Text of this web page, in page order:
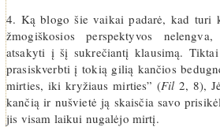
4. Ką blogo šie vaikai padarė, kad turi
žmogiškosios perspektyvos
atsakyti į šį sukrečiantį klausimą.
prasiskverbti į tokią gilią kančios
mirties, iki kryžiaus mirties” (Fil2, 8),
kančią ir nušvietė ją skaisčia savo
jis visam laikui nugalėjo mirtį.